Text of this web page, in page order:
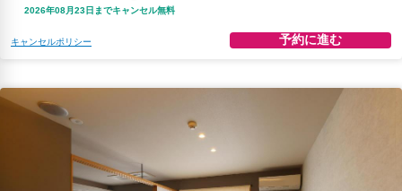
2026年08月23日までキャンセル無料
キャンセルポリシー 予約に進む